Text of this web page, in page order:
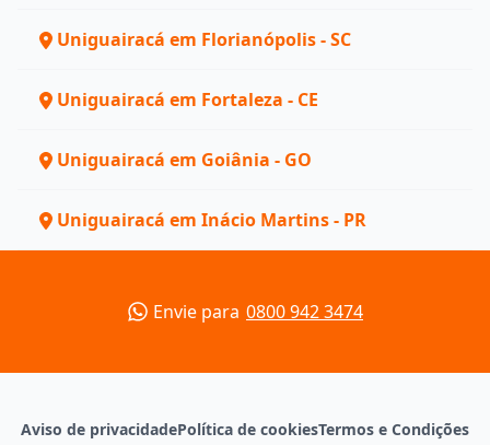
Uniguairacá em Florianópolis - SC
Uniguairacá em Fortaleza - CE
Uniguairacá em Goiânia - GO
Uniguairacá em Inácio Martins - PR
Envie para 0800 942 3474
Aviso de privacidadePolítica de cookiesTermos e Condições